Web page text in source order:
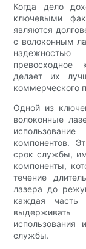
Когда дело
ключевыми
являются
с волоконным
превосходное
делает их
коммерческого
Одной из
волоконные
компонентов.
срок службы,
компоненты,
течение
лазера до
каждая часть
выдерживать
использования
службы.